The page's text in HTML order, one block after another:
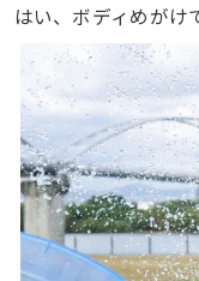
はい、ボディめが